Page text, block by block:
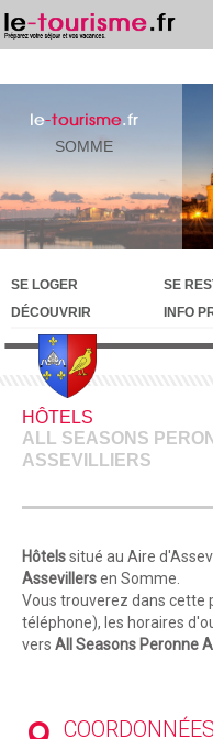
le-tourisme.fr
SOMME
SE LOGER SE
DÉCOUVRIR
INFO
HÔTELS
ALL SEASONS
ASSEVILLIERS
Hôtelssitué au Aire
Assevillersen Somme.
Vous trouverez dans cette
téléphone), les horaires
vers All Seasons Peronne
COORDONNÉES